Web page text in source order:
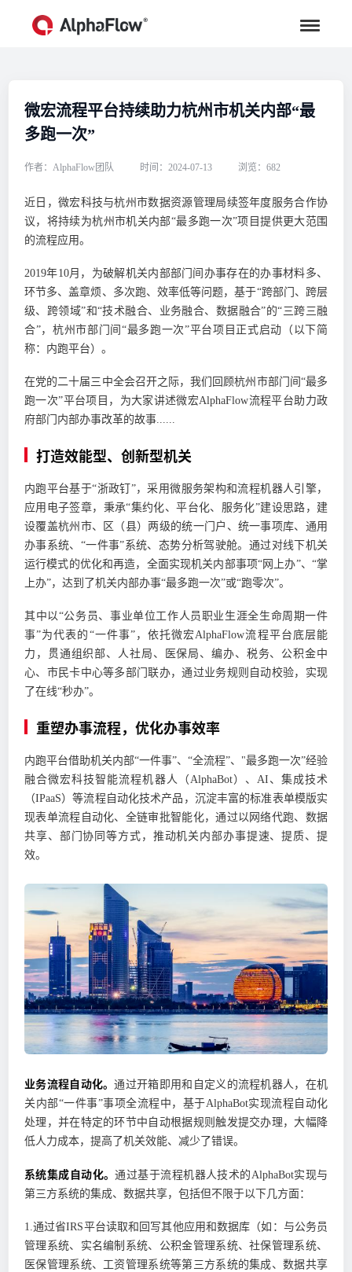
微宏流程平台持续助力杭州市机关内部“最
多跑一次”
作者：AlphaFlow团队 时间：2024-07-13 浏览：682
近日，微宏科技与杭州市数据资源管理局续签年度服务合作协
议，将持续为杭州市机关内部“最多跑一次”项目提供更大范围
的流程应用。
2019年10月，为破解机关内部部门间办事存在的办事材料多、
环节多、盖章烦、多次跑、效率低等问题，基于“跨部门、跨层
级、跨领域”和“技术融合、业务融合、数据融合”的“三跨三融
合”，杭州市部门间“最多跑一次”平台项目正式启动（以下简
称：内跑平台）。
在党的二十届三中全会召开之际，我们回顾杭州市部门间“最多
跑一次”平台项目，为大家讲述微宏AlphaFlow流程平台助力政
府部门内部办事改革的故事......
打造效能型、创新型机关
内跑平台基于“浙政钉”，采用微服务架构和流程机器人引擎，
应用电子签章，秉承“集约化、平台化、服务化”建设思路，建
设覆盖杭州市、区（县）两级的统一门户、统一事项库、通用
办事系统、“一件事”系统、态势分析驾驶舱。通过对线下机关
运行模式的优化和再造，全面实现机关内部事项“网上办”、“掌
上办”，达到了机关内部办事“最多跑一次”或“跑零次”。
其中以“公务员、事业单位工作人员职业生涯全生命周期一件
事”为代表的“一件事”，依托微宏AlphaFlow流程平台底层能
力，贯通组织部、人社局、医保局、编办、税务、公积金中
心、市民卡中心等多部门联办，通过业务规则自动校验，实现
了在线“秒办”。
重塑办事流程，优化办事效率
内跑平台借助机关内部“一件事”、“全流程”、"最多跑一次”经验
融合微宏科技智能流程机器人（AlphaBot）、AI、集成技术
（IPaaS）等流程自动化技术产品，沉淀丰富的标准表单模版实
现表单流程自动化、全链审批智能化，通过以网络代跑、数据
共享、部门协同等方式，推动机关内部办事提速、提质、提
效。
业务流程自动化。通过开箱即用和自定义的流程机器人，在机
关内部“一件事”事项全流程中，基于AlphaBot实现流程自动化
处理，并在特定的环节中自动根据规则触发提交办理，大幅降
低人力成本，提高了机关效能、减少了错误。
系统集成自动化。通过基于流程机器人技术的AlphaBot实现与
第三方系统的集成、数据共享，包括但不限于以下几方面：
1.通过省IRS平台读取和回写其他应用和数据库（如：与公务员
管理系统、实名编制系统、公积金管理系统、社保管理系统、
医保管理系统、工资管理系统等第三方系统的集成、数据共享